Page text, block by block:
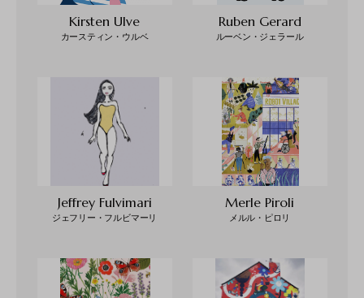
Kirsten Ulve
カースティン・ウルベ
Ruben Gerard
ルーベン・ジェラール
Jeffrey Fulvimari
ジェフリー・フルビマーリ
Merle Piroli
メルル・ピロリ